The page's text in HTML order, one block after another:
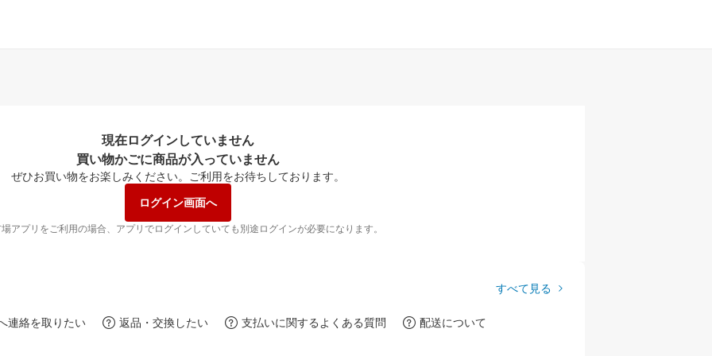
現在ログインしていません
買い物かごに商品が入っていません
ぜひお買い物をお楽しみください。 ご利用をお待ちしております。
ログイン画面へ
アプリをご利用の場合、アプリでログインしていても別途ログインが必要になります。
すべて見る
連絡を取りたい 返品・交換したい 支払いに関するよくある質問 配送について